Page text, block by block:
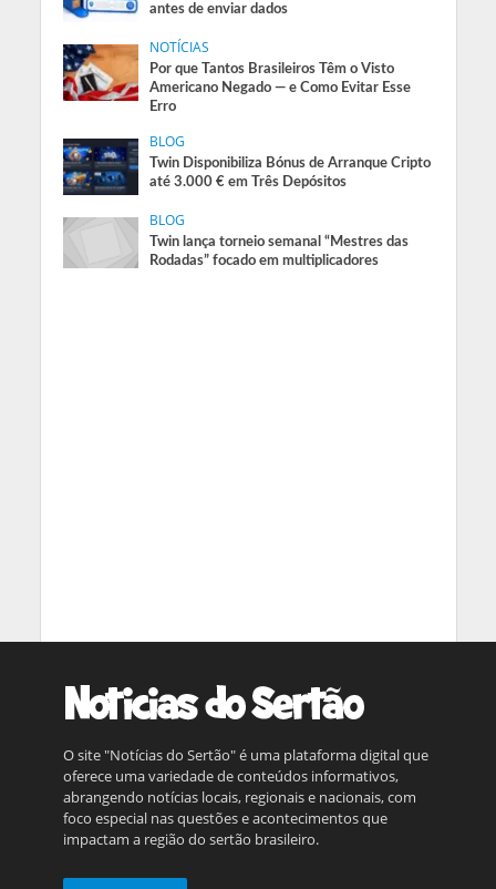
antes de enviar dados
NOTÍCIAS
Por que Tantos Brasileiros Têm o Visto
Americano Negado — e Como Evitar Esse
Erro
BLOG
Twin Disponibiliza Bónus de Arranque Cripto
até 3.000 € em Três Depósitos
BLOG
Twin lança torneio semanal “Mestres das
Rodadas” focado em multiplicadores
O site "Notícias do Sertão" é uma plataforma digital que
oferece uma variedade de conteúdos informativos,
abrangendo notícias locais, regionais e nacionais, com
foco especial nas questões e acontecimentos que
impactam a região do sertão brasileiro.